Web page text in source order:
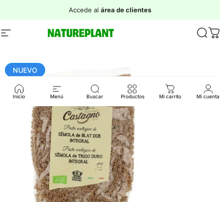
Accede al área de clientes
diapositivas pausa
NavegaciónNatureplant
Inicio Menú Buscar Productos Mi carrito Mi cuenta
NUEVO